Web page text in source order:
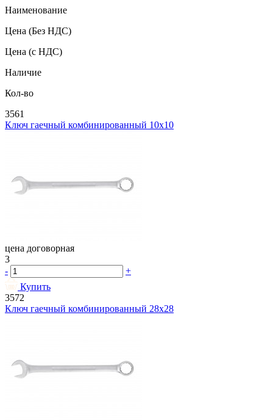
Наименование
Цена (Без НДС)
Цена (с НДС)
Наличие
Кол-во
3561
Ключ гаечный комбинированный 10х10
цена договорная
3
-
+
Купить
3572
Ключ гаечный комбинированный 28х28